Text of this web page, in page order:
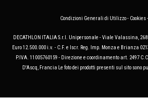
Condizioni Generali di Utilizzo- Cookies-
DECATHLON ITALIA S.r.l. Unipersonale - Viale Valassina, 268
Euro 12.500.000 i.v. - C.F. e Iscr. Reg. Imp. Monza e Brianza
P.IVA. 11005760159 - Direzione e coordinamento art. 2497
D'Ascq, Francia Le foto dei prodotti presenti sul sito sono